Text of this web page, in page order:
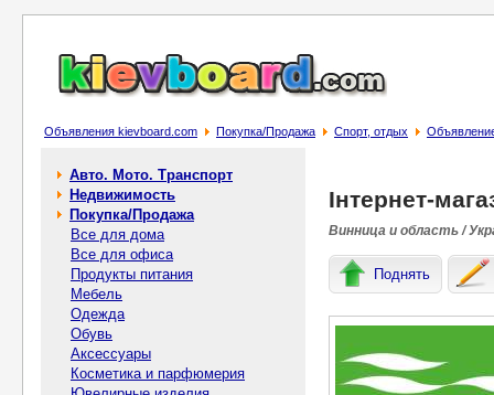
Объявления kievboard.com Покупка/Продажа Спорт, отдых
Авто. Мото. Транспорт
Недвижимость
Покупка/Продажа
Все для дома
Все для офиса
Продукты питания
Мебель
Одежда
Обувь
Аксессуары
Косметика и парфюмерия
Інтернет-
Винница и область /
Поднять